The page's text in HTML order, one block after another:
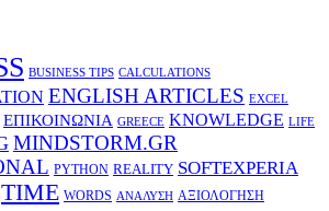
BUSINESS TIPS CALCULATIONS
ENGLISH ARTICLES EXCEL
EΠΙΚΟΙΝΩΝΙΑ GREECE KNOWLEDGE LIFE
MINDSTORM.GR
PYTHON REALITY SOFTEXPERIA
TIME WORDS ΑΝΑΛΥΣΗ ΑΞΙΟΛΟΓΗΣΗ